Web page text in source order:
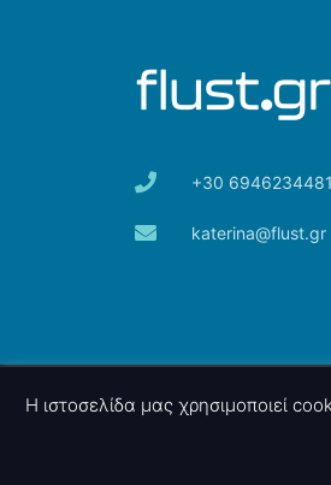
+30 6946234481
katerina@flust.gr
© 2026 nettings, ltd.
Η ιστοσελίδα μας χρησιμοποιεί